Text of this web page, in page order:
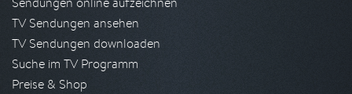
TV Sendungen ansehen
TV Sendungen downloaden
Suche im TV Programm
Preise & Shop